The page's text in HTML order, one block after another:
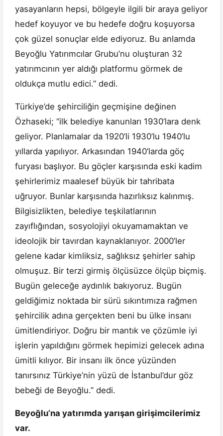
yasayanların hepsi, bölgeyle ilgili bir araya geliyor
hedef koyuyor ve bu hedefe doğru koşuyorsa
çok güzel sonuçlar elde ediyoruz. Bu anlamda
Beyoğlu Yatırımcılar Grubu’nu oluşturan 32
yatırımcının yer aldığı platformu görmek de
oldukça mutlu edici.” dedi.
Türkiye’de şehirciliğin geçmişine değinen
Özhaseki; “ilk belediye kanunları 1930’lara denk
geliyor. Planlamalar da 1920’li 1930’lu 1940’lu
yıllarda yapılıyor. Arkasından 1940’larda göç
furyası başlıyor. Bu göçler karşısında eski kadim
şehirlerimiz maalesef büyük bir tahribata
uğruyor. Bunlar karşısında hazırlıksız kalınmış.
Bilgisizlikten, belediye teşkilatlarının
zayıflığından, sosyolojiyi okuyamamaktan ve
ideolojik bir tavırdan kaynaklanıyor. 2000’ler
gelene kadar kimliksiz, sağlıksız şehirler sahip
olmuşuz. Bir terzi girmiş ölçüsüzce ölçüp biçmiş.
Bugün geleceğe aydınlık bakıyoruz. Bugün
geldiğimiz noktada bir sürü sıkıntımıza rağmen
şehircilik adına gerçekten beni bu ülke insanı
ümitlendiriyor. Doğru bir mantık ve çözümle iyi
işlerin yapıldığını görmek hepimizi gelecek adına
ümitli kılıyor. Bir insanı ilk önce yüzünden
tanırsınız Türkiye’nin yüzü de İstanbul’dur göz
bebeği de Beyoğlu.” dedi.
Beyoğlu’na yatırımda yarışan girişimcilerimiz
var.